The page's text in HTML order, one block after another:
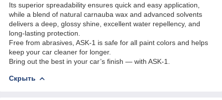
Its superior spreadability ensures quick and easy application,
while a blend of natural carnauba wax and advanced solvents
delivers a deep, glossy shine, excellent water repellency, and
long-lasting protection.
Free from abrasives, ASK-1 is safe for all paint colors and helps
keep your car cleaner for longer.
Bring out the best in your car’s finish — with ASK-1.
Скрыть